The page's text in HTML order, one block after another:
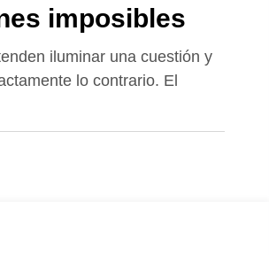
imposibles
iluminar una cuestión y
lo contrario. El